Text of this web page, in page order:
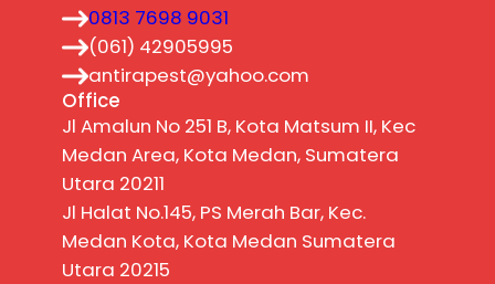
0813 7698 9031
(061) 42905995
antirapest@yahoo.com
Office
Jl Amalun No 251 B, Kota Matsum II, Kec
Medan Area, Kota Medan, Sumatera
Utara 20211
Jl Halat No.145, PS Merah Bar, Kec.
Medan Kota, Kota Medan Sumatera
Utara 20215